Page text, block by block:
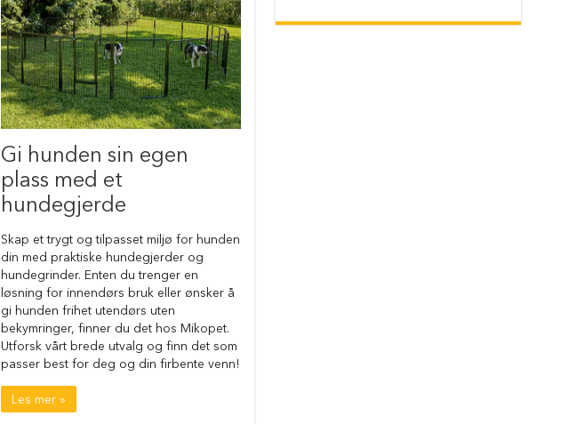
Gi hunden sin egen
plass med et
hundegjerde
Skap et trygt og tilpasset miljø for hunden
din med praktiske hundegjerder og
hundegrinder. Enten du trenger en
løsning for innendørs bruk eller ønsker å
gi hunden frihet utendørs uten
bekymringer, finner du det hos Mikopet.
Utforsk vårt brede utvalg og finn det som
passer best for deg og din firbente venn!
Les mer »